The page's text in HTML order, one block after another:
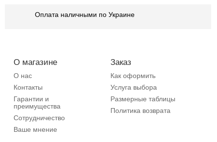
Оплата наличными по Украине
О магазине
О нас
Контакты
Гарантии и
преимущества
Сотрудничество
Ваше мнение
Заказ
Как оформить
Услуга выбора
Размерные таблицы
Политика возврата